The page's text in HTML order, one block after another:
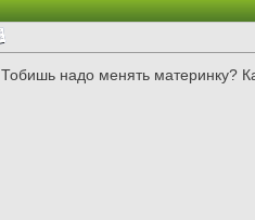
Тобишь надо менять материнку?